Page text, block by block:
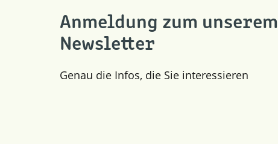
Anmeldung zum unserem
Newsletter
Genau die Infos, die Sie interessieren